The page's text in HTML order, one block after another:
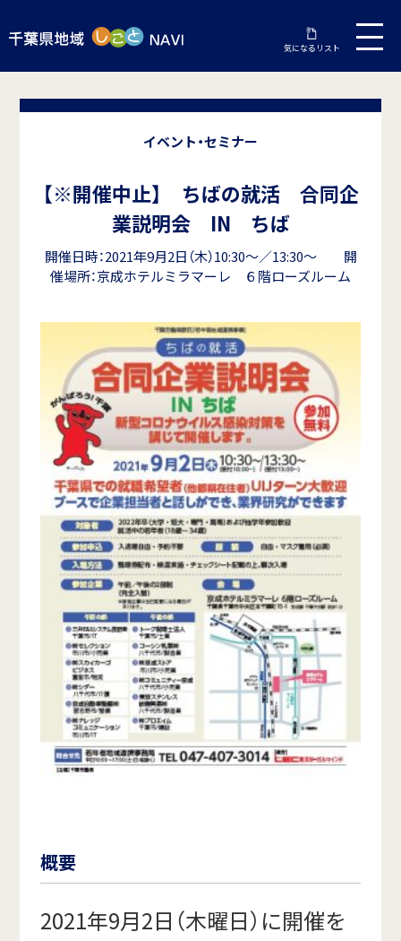
気になるリスト
イベント・セミナー
【※開催中止】 ちばの就活 合同企
業説明会 IN ちば
開催日時：2021年9月2日（木）10:30～／13:30～ 開
催場所：京成ホテルミラマーレ ６階ローズルーム
概要
2021年9月2日（木曜日）に開催を